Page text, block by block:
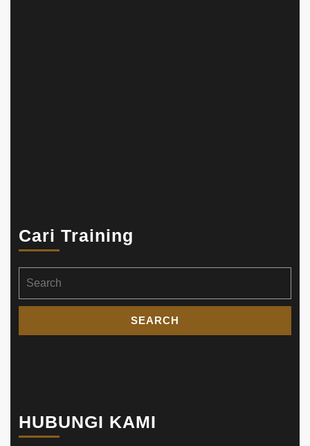
Cari Training
for:
HUBUNGI KAMI